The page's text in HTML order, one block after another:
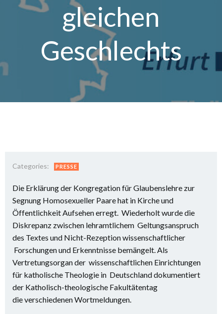
gleichen
Geschlechts
Categories: PRESSE
Die Erklärung der Kongregation für Glaubenslehre zur
Segnung Homosexueller Paare hat in Kirche und
Öffentlichkeit Aufsehen erregt. Wiederholt wurde die
Diskrepanz zwischen lehramtlichem Geltungsanspruch
des Textes und Nicht-Rezeption wissenschaftlicher
Forschungen und Erkenntnisse bemängelt. Als
Vertretungsorgan der wissenschaftlichen Einrichtungen
für katholische Theologie in Deutschland dokumentiert
der Katholisch-theologische Fakultätentag
die verschiedenen Wortmeldungen.